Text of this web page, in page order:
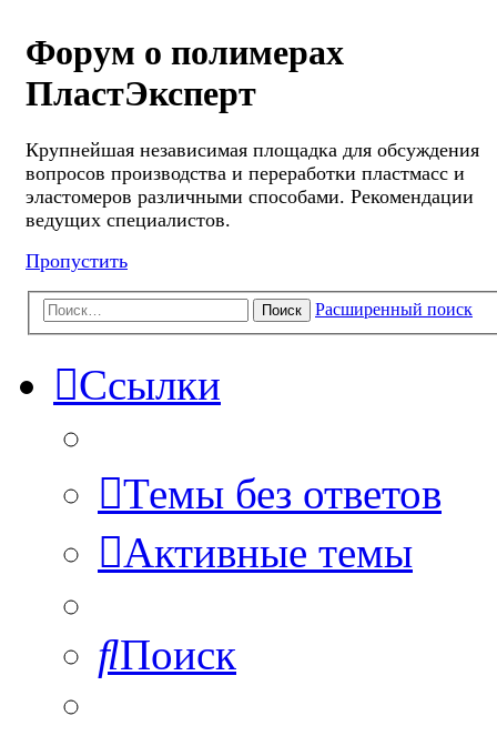
Форум о полимерах
ПластЭксперт
Крупнейшая независимая площадка для обсуждения
вопросов производства и переработки пластмасс и
эластомеров различными способами. Рекомендации
ведущих специалистов.
Пропустить
Поиск Расширенный поиск
Ссылки
Темы без ответов
Активные темы
Поиск